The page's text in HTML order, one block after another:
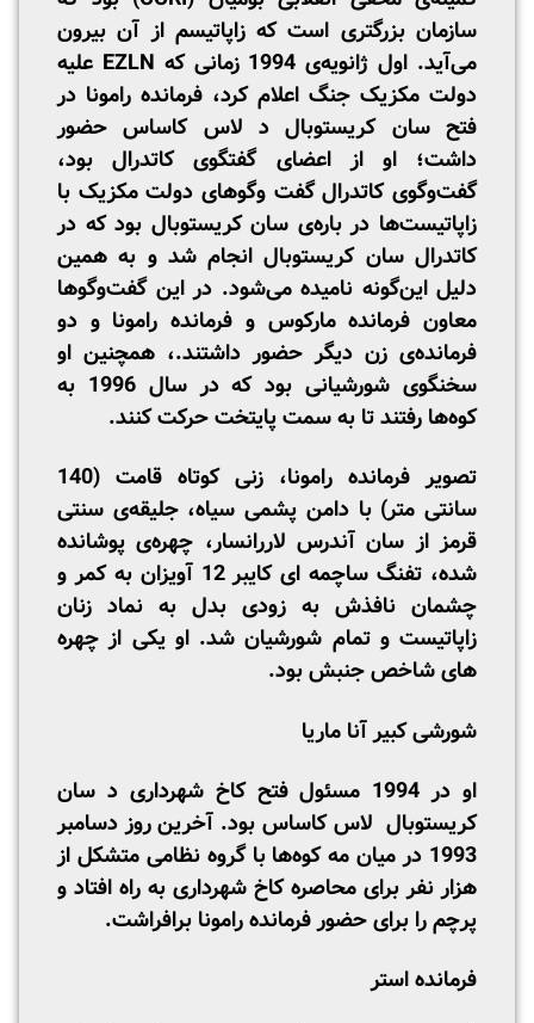
سازمان بزرگتری است که زاپاتیسم از آن بیرون
می‌آید. اول ژانویه‌ی 1994 زمانی که EZLN علیه
دولت مکزیک جنگ اعلام کرد، فرمانده رامونا در
فتح سان کریستوبال د لاس کاساس حضور
داشت؛ او از اعضای گفتگوی کاتدرال بود،
گفت‌وگوی کاتدرال گفت وگوهای دولت مکزیک با
زاپاتیست‌ها در باره‌ی سان کریستوبال بود که در
کاتدرال سان کریستوبال انجام شد و به همین
دلیل این‌گونه نامیده می‌شود. در این گفت‌و‌گوها
معاون فرمانده مارکوس و فرمانده رامونا و دو
فرمانده‌ی زن دیگر حضور داشتند.، همچنین او
سخنگوی شورشیانی بود که در سال 1996 به
کوه‌ها رفتند تا به سمت پایتخت حرکت کنند.
تصویر فرمانده رامونا، زنی کوتاه قامت (140
سانتی متر) با دامن پشمی سیاه، جلیقه‌ی سنتی
قرمز از سان آندرس لاررانسار، چهره‌ی پوشانده
شده، تفنگ ساچمه ای کایبر 12 آویزان به کمر و
چشمان نافذش به زودی بدل به نماد زنان
زاپاتیست و تمام شورشیان شد. او یکی از چهره
های شاخص جنبش بود.
شورشی کبیر آنا ماریا
او در 1994 مسئول فتح کاخ شهرداری د سان
کریستوبال لاس کاساس بود. آخرین روز دسامبر
1993 در میان مه کوه‌ها با گروه نظامی متشکل از
هزار نفر برای محاصره‌ کاخ شهرداری به راه افتاد و
پرچم را برای حضور فرمانده رامونا برافراشت.
فرمانده استر